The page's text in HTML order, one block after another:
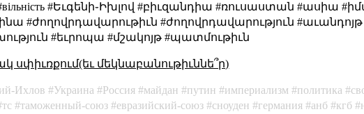
#вільність #Եւգենի֊Իխլով #բիւզանդիա #ռուսաստան #ասիա
#ժողովրդավարութիւն #ժողովրդավարություն
#եւրոպա #մշակոյթ #պատմութիւն
սփիւռքում(եւ մեկնաբանութիւննե՞ր)
Ихлов Украина Россия майдан путин империализм политика
тс таможенный-союз евразийский-союз сноуден германия анб кгб